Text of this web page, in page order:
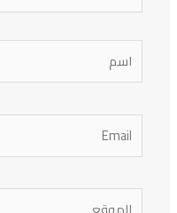
Email